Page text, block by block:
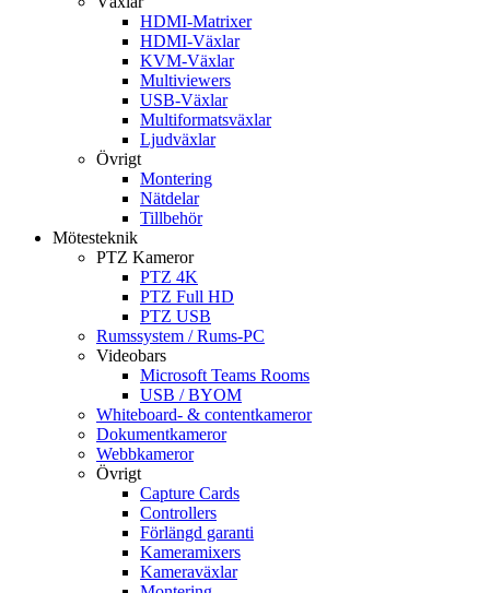
HDMI-Matrixer
HDMI-Växlar
KVM-Växlar
Multiviewers
USB-Växlar
Multiformatsväxlar
Ljudväxlar
Övrigt
Montering
Nätdelar
Tillbehör
Mötesteknik
PTZ Kameror
PTZ 4K
PTZ Full HD
PTZ USB
Rumssystem / Rums-PC
Videobars
Microsoft Teams Rooms
USB / BYOM
Whiteboard- & contentkameror
Dokumentkameror
Webbkameror
Övrigt
Capture Cards
Controllers
Förlängd garanti
Kameramixers
Kameraväxlar